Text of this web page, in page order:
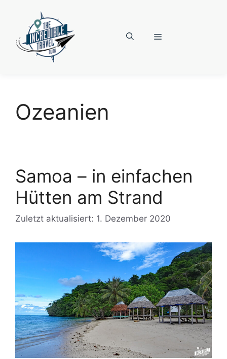
springen
Menü
Ozeanien
Samoa – in einfachen
Hütten am Strand
Zuletzt aktualisiert: 1. Dezember 2020